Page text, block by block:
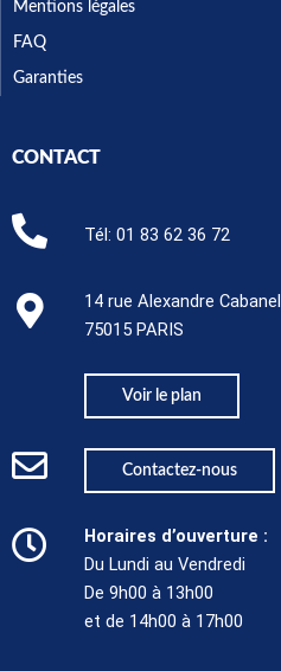
Mentions légales
FAQ
Garanties
CONTACT
Tél:01 83 62 36 72
14 rue Alexandre Cabanel
75015 PARIS​
Voir le plan
Contactez-nous
Horaires d’ouverture :
Du Lundi au Vendredi
De 9h00 à 13h00
et de 14h00 à 17h00